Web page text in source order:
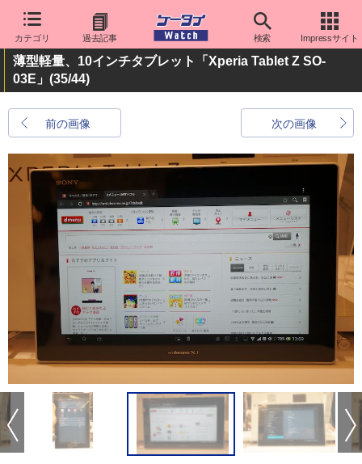
カテゴリ 過去記事 検索 Impressサイト
薄型軽量、10インチタブレット「Xperia Tablet Z SO-
03E」 (35/44)
前の画像 次の画像